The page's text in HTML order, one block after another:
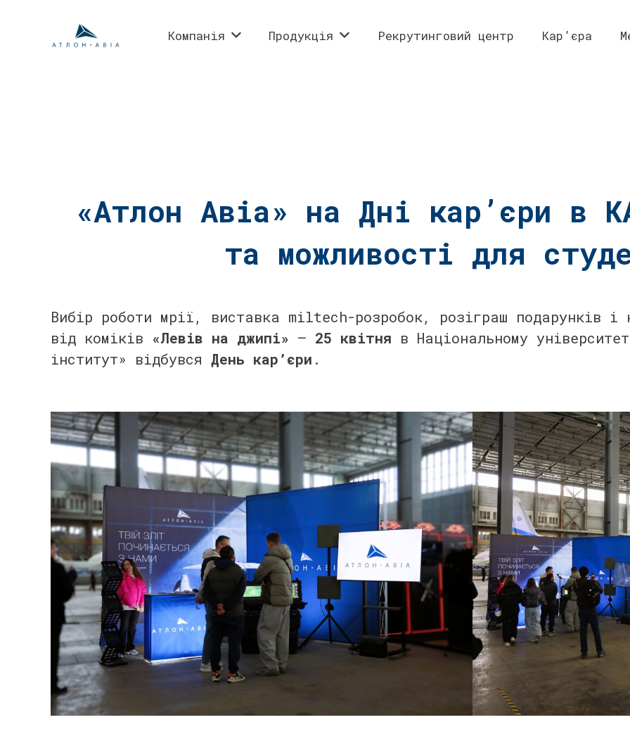
Компанія Продукція Рекрутинговий центр Кар’єра
«Атлон Авіа» на Дні кар’єри в
⠀
та можливості для
Вибір роботи мрії, виставка miltech-розробок, розіграш подарунків і
від коміків «Левів на джипі» — 25 квітня в Національному
інститут» відбувся День кар’єри .